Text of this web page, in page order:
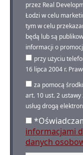
przez Real
Łodzi w celu
tym w celu
będą lub są
informacji o
przy użyciu
16 lipca 2004 r.
za pomocą
art. 10 ust. 2
usług drogą
informacjami
danych